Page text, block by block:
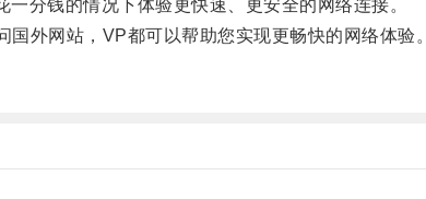
分钱的情况下体验更快速、更安全的网络连接。
外网站，VP都可以帮助您实现更畅快的网络体验。